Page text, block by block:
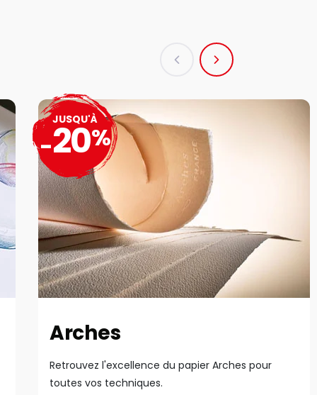
Arches
Retrouvez l'excellence du papier Arches pour
toutes vos techniques.
JUSQU'À
-20%